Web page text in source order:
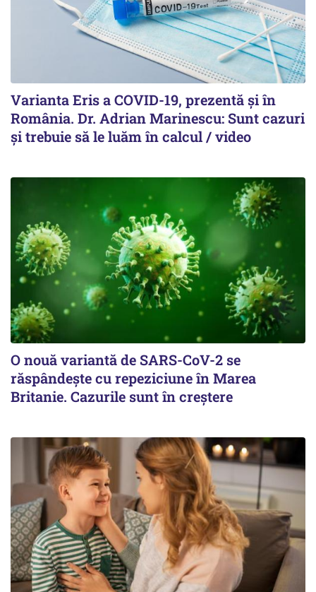
Varianta Eris a COVID-19, prezentă și în
România. Dr. Adrian Marinescu: Sunt cazuri
și trebuie să le luăm în calcul / video
O nouă variantă de SARS-CoV-2 se
răspândește cu repeziciune în Marea
Britanie. Cazurile sunt în creștere